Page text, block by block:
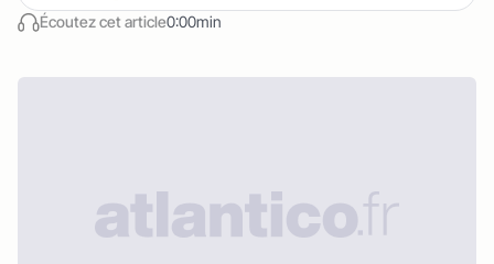
Écoutez cet article0:00min